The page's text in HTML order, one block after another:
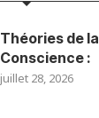
Théories de la
Conscience :
juillet 28, 2026